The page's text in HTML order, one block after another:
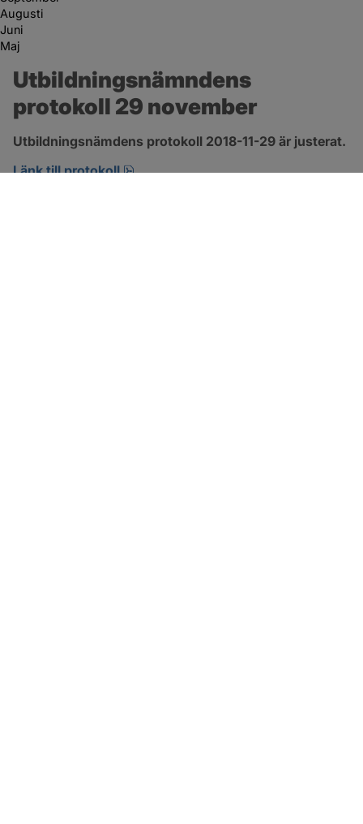
Augusti
Juni
Maj
Utbildningsnämndens
protokoll 29 november
Utbildningsnämdens protokoll 2018-11-29 är justerat.
Länk till protokoll
pdf, 266.9 kB, öppnas i nytt fönster.